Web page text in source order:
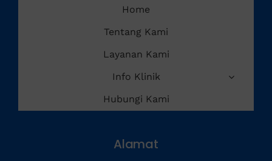
Home
Tentang Kami
Layanan Kami
Info Klinik
Hubungi Kami
Alamat